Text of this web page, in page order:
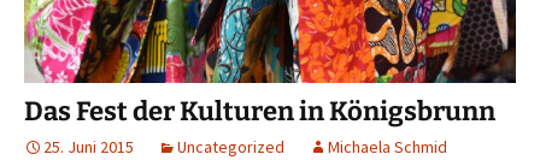
Das Fest der Kulturen in Königsbrunn
25. Juni 2015 Uncategorized Michaela Schmid